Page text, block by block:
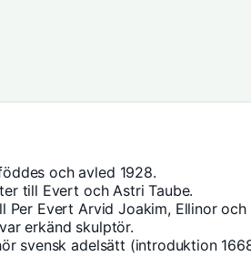
och avled 1928.
till Evert och Astri Taube.
Per Evert Arvid Joakim, Ellinor och
erkänd skulptör.
svensk adelsätt (introduktion